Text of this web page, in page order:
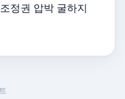
정권 압박 굴하지